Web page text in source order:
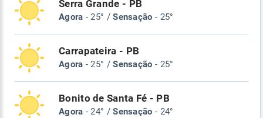
Serra Grande - PB
Agora - 25° /Sensação - 25°
Carrapateira - PB
Agora - 25° /Sensação - 25°
Bonito de Santa Fé - PB
Agora - 24° /Sensação - 24°